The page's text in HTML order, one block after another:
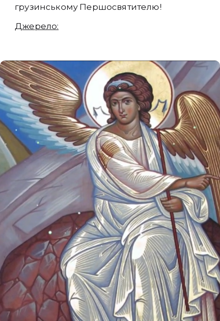
грузинському Першосвятителю!
Джерело: